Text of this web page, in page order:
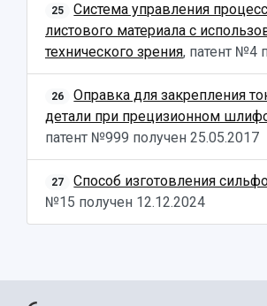
25
Система управления
листового материала с
технического зрения, патент №4
26
Оправка для закрепления
детали при прецизионном
патент №999 получен 25.05.2017
27 Способ изготовления
№15 получен 12.12.2024